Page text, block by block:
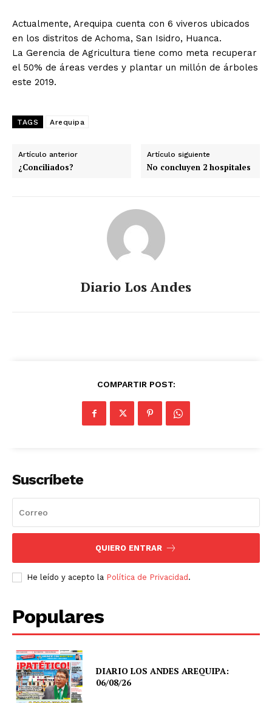
Actualmente, Arequipa cuenta con 6 viveros ubicados
en los distritos de Achoma, San Isidro, Huanca.
La Gerencia de Agricultura tiene como meta recuperar
el 50% de áreas verdes y plantar un millón de árboles
este 2019.
TAGS Arequipa
Artículo anterior
¿Conciliados?
Artículo siguiente
No concluyen 2 hospitales
Diario Los Andes
COMPARTIR POST:
Suscríbete
QUIERO ENTRAR
He leído y acepto la Política de Privacidad .
Populares
DIARIO LOS ANDES AREQUIPA:
06/08/26